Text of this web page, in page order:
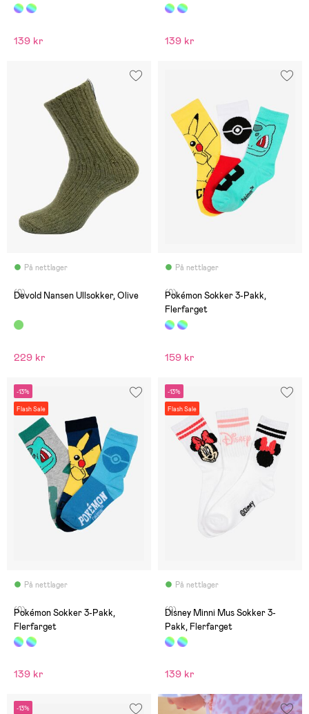
139 kr 139 kr
På nettlager
(0)
Devold Nansen Ullsokker, Olive
229 kr
På nettlager
(0)
Pokémon Sokker 3-Pakk,
Flerfarget
159 kr
-13%
Flash Sale
På nettlager
(0)
Pokémon Sokker 3-Pakk,
Flerfarget
139 kr
-13%
Flash Sale
På nettlager
(0)
Disney Minni Mus Sokker 3-
Pakk, Flerfarget
139 kr
-13%